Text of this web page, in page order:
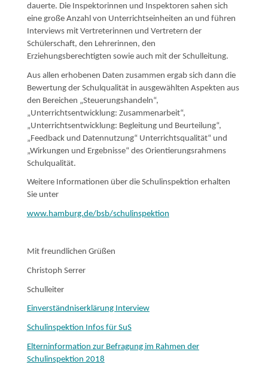
dauerte. Die Inspektorinnen und Inspektoren sahen sich
eine große Anzahl von Unterrichtseinheiten an und führen
Interviews mit Vertreterinnen und Vertretern der
Schülerschaft, den Lehrerinnen, den
Erziehungsberechtigten sowie auch mit der Schulleitung.
Aus allen erhobenen Daten zusammen ergab sich dann die
Bewertung der Schulqualität in aus­gewählten Aspekten aus
den Bereichen „Steuerungshandeln“,
„Unterrichtsentwicklung: Zusammenarbeit“,
„Unterrichtsentwicklung: Begleitung und Beurteilung“,
„Feedback und Datennutzung“ Unterrichtsqualität“ und
„Wirkungen und Ergebnisse“ des Orientierungsrahmens
Schulqualität.
Weitere Informationen über die Schulinspektion erhalten
Sie unter
www.hamburg.de/bsb/schulinspektion
Mit freundlichen Grüßen
Christoph Serrer
Schulleiter
Einverständniserklärung Interview
Schulinspektion Infos für SuS
Elterninformation zur Befragung im Rahmen der
Schulinspektion 2018